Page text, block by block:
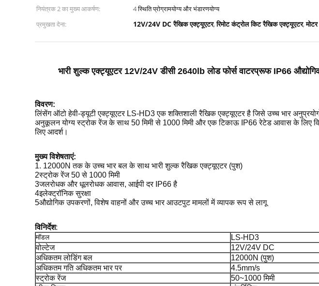
नियंत्रक 2 का मुख्य आकर्षण:
4 स्थिति प्रोग्रामयोग्य और भंडारणयोग्य
प्रमुखता देना:
12V/24V DC रैखिक एक्ट्यूएटर,रिमोट कंट्रोल किट रैखिक एक्ट्यूएटर,
भारी शुल्क एक्ट्यूएटर 12V/24V डीसी 2640lb लोड फोर्स वाटरप्रूफ IP66
विवरण:
लिंसेंग ऑटो हेवी-ड्यूटी एक्ट्यूएटर LS-HD3 एक शक्तिशाली रैखिक एक्ट्यूएटर है जिसे उच्च भार
अनुकूलन योग्य स्ट्रोक रेंज के साथ 50 मिमी से 1000 मिमी और एक टिकाऊ IP66 रेटेड आवास के लिए
लिए आदर्श।
मुख्य विशेषताएं:
1. 12000N तक के उच्च भार बल के साथ भारी शुल्क रैखिक एक्ट्यूएटर (पुश)
2स्ट्रोक रेंज 50 से 1000 मिमी
3जलरोधक और धूलरोधक आवास, आईपी दर IP66 है
4इलेक्ट्रॉनिक सुरक्षा
5औद्योगिक उपकरणों, विशेष वाहनों और उच्च भार आउटपुट मामलों में व्यापक रूप से लागू
विनिर्देश:
मॉडल
LS-HD3
वोल्टेज
12V/24V DC
अधिकतम लोडिंग बल
12000N (पुश)
अधिकतम गति अधिकतम भार पर
4.5mm/s
स्ट्रोक रेंज
50~1000 मिमी